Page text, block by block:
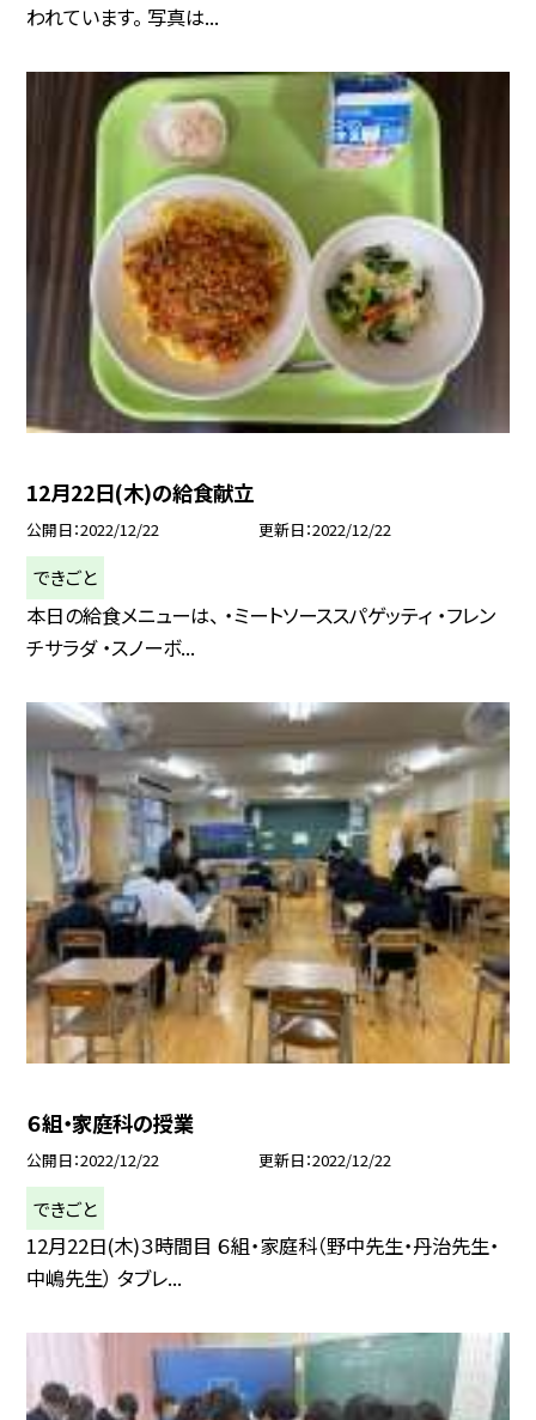
われています。 写真は...
12月22日(木)の給食献立
公開日 2022/12/22 更新日 2022/12/22
できごと
本日の給食メニューは、 ・ミートソーススパゲッティ ・フレン
チサラダ ・スノーボ...
６組・家庭科の授業
公開日 2022/12/22 更新日 2022/12/22
できごと
12月22日(木)３時間目 ６組・家庭科（野中先生・丹治先生・
中嶋先生） タブレ...